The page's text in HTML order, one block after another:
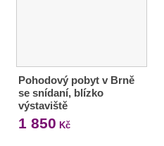
Pohodový pobyt v Brně
se snídaní, blízko
výstaviště
1 850 Kč